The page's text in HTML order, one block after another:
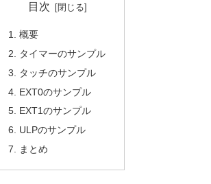
目次
概要
タイマーのサンプル
タッチのサンプル
EXT0のサンプル
EXT1のサンプル
ULPのサンプル
まとめ